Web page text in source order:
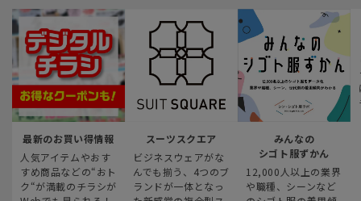
最新のお買い得情報
人気アイテムやおす
すめ商品などの“おト
ク“が満載のチラシが
スーツスクエア
ビジネスウェアがな
んでも揃う、4つのブ
ランドが一体となっ
みんなの
シゴト服ずかん
12,000人以上の業界
や職種、シーンなど